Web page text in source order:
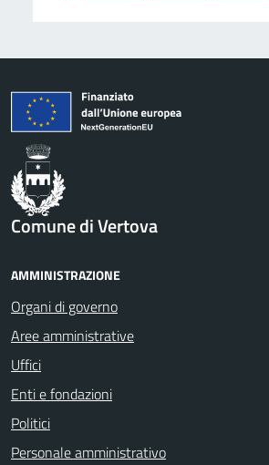
Comune di Vertova
AMMINISTRAZIONE
Organi di governo
Aree amministrative
Uffici
Enti e fondazioni
Politici
Personale amministrativo